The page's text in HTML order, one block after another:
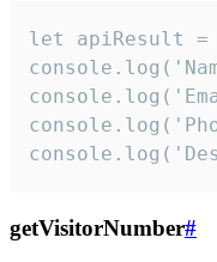
let apiResult =
getVisitorNumber#